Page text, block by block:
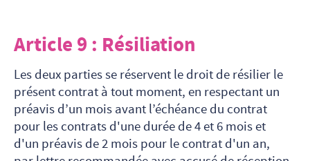
Article 9 : Résiliation
Les deux parties se réservent le droit de résilier le
présent contrat à tout moment, en respectant un
préavis d’un mois avant l’échéance du contrat
pour les contrats d'une durée de 4 et 6 mois et
d'un préavis de 2 mois pour le contrat d'un an,